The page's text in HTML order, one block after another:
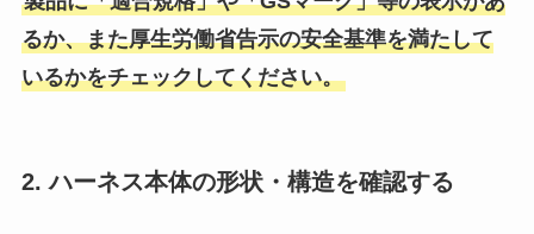
るか、また厚生労働省告示の安全基準を満たして
いるかをチェックしてください。
2. ハーネス本体の形状・構造を確認する